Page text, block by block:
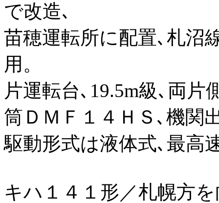
で改造､
苗穂運転所に配置､札沼
用。
片運転台､19.5m級､両
筒ＤＭＦ１４ＨＳ､機関
駆動形式は液体式､最高
キハ１４１形／札幌方